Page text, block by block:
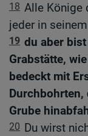
18 Alle Könige
jeder in
19 du aber
Grabstätte,
bedeckt mit
Durchbohrten,
Grube
20 Du wirst